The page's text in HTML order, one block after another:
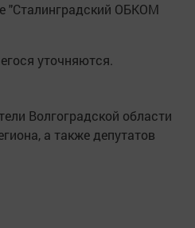
"Сталинградский ОБКОМ
уточняются.
Волгоградской области
а также депутатов